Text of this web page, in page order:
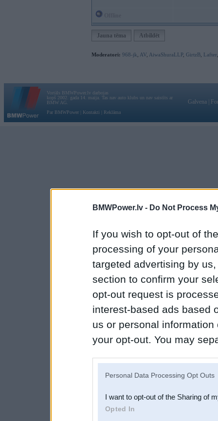
BMWPower.lv - Do Not Process
If you wish to opt-out of
processing of your
targeted advertising by
section to confirm your
opt-out request is
interest-based ads based
us or personal
your opt-out. You may
Downstream Participants
third parties.
Personal Data Processing Opt Outs
I want to opt-out of the Sharing of
Opted In
Jauna tēma Atbildēt
Moderatori: 968-jk AV AiwaShuraLLP, GirtzB Lafter
Vortāls BMWPower.lv darbojas
kopš 2002. gada 14. maija. Tas nav auto klubs un nav saistīts ar
BMW AG.
Par BMWPower
Kontakti Reklāma
Galvena